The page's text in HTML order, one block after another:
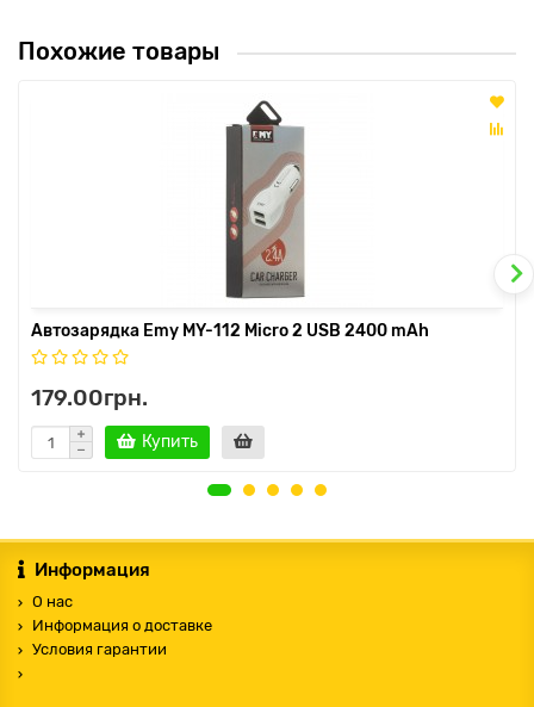
Похожие товары
Автозарядка Emy MY-112 Micro 2 USB 2400 mAh
179.00грн.
Купить
Информация
О нас
Информация о доставке
Условия гарантии